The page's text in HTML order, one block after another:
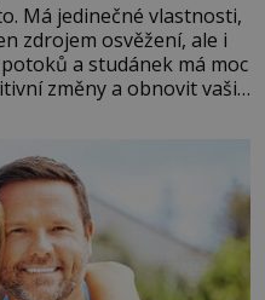
Má jedinečné vlastnosti,
zdrojem osvěžení, ale i
a studánek má moc
změny a obnovit vaši
do svého života